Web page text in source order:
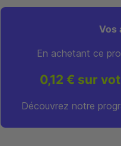
Vos
En achetant ce
0,12 € sur
Découvrez notre